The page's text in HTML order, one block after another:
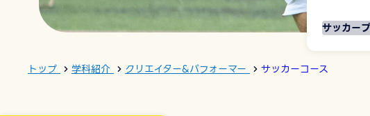
サッカー
トップ 学科紹介 クリエイター&パフォーマー サッカーコース